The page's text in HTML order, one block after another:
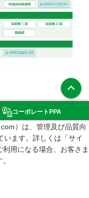
）は、管理及び品質向
います。詳しくは「サイ
用になる場合、お客さま
す）
コーポレート PPA